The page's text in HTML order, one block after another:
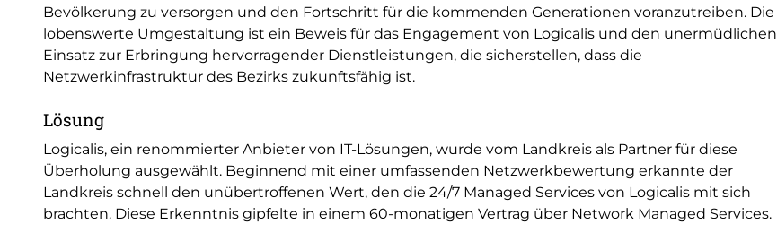
Bevölkerung zu versorgen und den Fortschritt für die kommenden Generationen voranzutreiben. Die
lobenswerte Umgestaltung ist ein Beweis für das Engagement von Logicalis und den unermüdlichen
Einsatz zur Erbringung hervorragender Dienstleistungen, die sicherstellen, dass die
Netzwerkinfrastruktur des Bezirks zukunftsfähig ist.
Lösung
Logicalis, ein renommierter Anbieter von IT-Lösungen, wurde vom Landkreis als Partner für diese
Überholung ausgewählt. Beginnend mit einer umfassenden Netzwerkbewertung erkannte der
Landkreis schnell den unübertroffenen Wert, den die 24/7 Managed Services von Logicalis mit sich
brachten. Diese Erkenntnis gipfelte in einem 60-monatigen Vertrag über Network Managed Services.